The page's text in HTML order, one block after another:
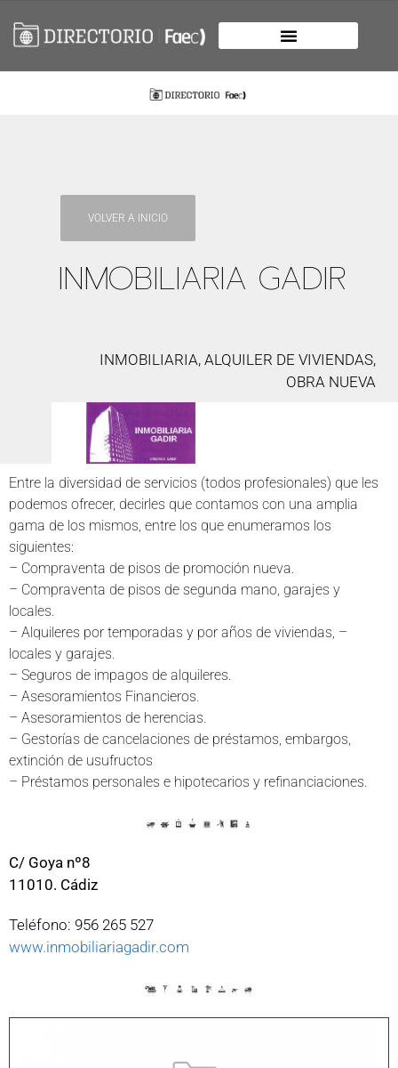
VOLVER A INICIO
INMOBILIARIA GADIR
INMOBILIARIA, ALQUILER DE VIVIENDAS,
OBRA NUEVA
Entre la diversidad de servicios (todos profesionales) que les
podemos ofrecer, decirles que contamos con una amplia
gama de los mismos, entre los que enumeramos los
siguientes:
– Compraventa de pisos de promoción nueva.
– Compraventa de pisos de segunda mano, garajes y
locales.
– Alquileres por temporadas y por años de viviendas, –
locales y garajes.
– Seguros de impagos de alquileres.
– Asesoramientos Financieros.
– Asesoramientos de herencias.
– Gestorías de cancelaciones de préstamos, embargos,
extinción de usufructos
– Préstamos personales e hipotecarios y refinanciaciones.
C/ Goya nº8
11010. Cádiz
Teléfono: 956 265 527
www.inmobiliariagadir.com